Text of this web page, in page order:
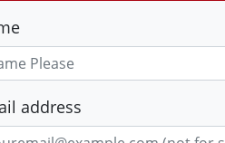
address